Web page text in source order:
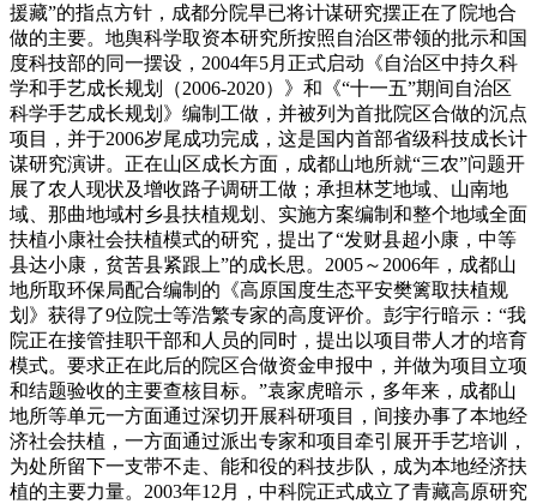
援藏”的指点方针，成都分院早已将计谋研究摆正在了院地合
做的主要。地舆科学取资本研究所按照自治区带领的批示和国
度科技部的同一摆设，2004年5月正式启动《自治区中持久科
学和手艺成长规划（2006-2020）》和《“十一五”期间自治区
科学手艺成长规划》编制工做，并被列为首批院区合做的沉点
项目，并于2006岁尾成功完成，这是国内首部省级科技成长计
谋研究演讲。正在山区成长方面，成都山地所就“三农”问题开
展了农人现状及增收路子调研工做；承担林芝地域、山南地
域、那曲地域村乡县扶植规划、实施方案编制和整个地域全面
扶植小康社会扶植模式的研究，提出了“发财县超小康，中等
县达小康，贫苦县紧跟上”的成长思。2005～2006年，成都山
地所取环保局配合编制的《高原国度生态平安樊篱取扶植规
划》获得了9位院士等浩繁专家的高度评价。彭宇行暗示：“我
院正在接管挂职干部和人员的同时，提出以项目带人才的培育
模式。要求正在此后的院区合做资金申报中，并做为项目立项
和结题验收的主要查核目标。”袁家虎暗示，多年来，成都山
地所等单元一方面通过深切开展科研项目，间接办事了本地经
济社会扶植，一方面通过派出专家和项目牵引展开手艺培训，
为处所留下一支带不走、能和役的科技步队，成为本地经济扶
植的主要力量。2003年12月，中科院正式成立了青藏高原研究